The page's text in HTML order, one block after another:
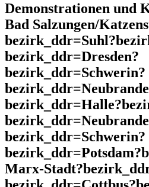
Demonstrationen und
Bad Salzungen/
bezirk_ddr=Dresden?
bezirk_ddr=Schwerin?
bezirk_ddr=Schwerin?
Marx-